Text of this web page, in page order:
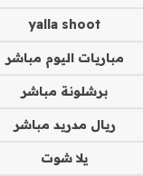
yalla shoot
مباريات اليوم مباشر
برشلونة مباشر
ريال مدريد مباشر
يلا شوت